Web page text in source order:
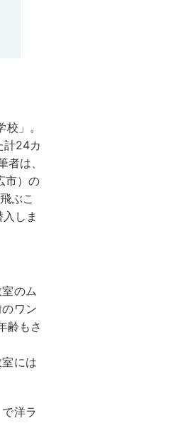
」。
計24カ
は、
市）の
ぶこ
しま
のム
ワン
齢もさ
には
洋ラ